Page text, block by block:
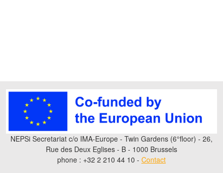
NEPSi Secretariat c/o IMA-Europe - Twin Gardens (6°floor) - 26,
Rue des Deux Eglises - B - 1000 Brussels
phone : +32 2 210 44 10 - Contact